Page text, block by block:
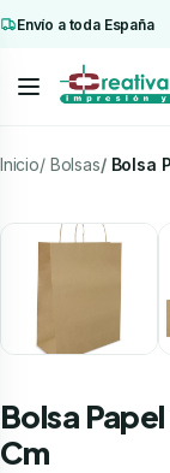
Envío a toda España
Inicio Bolsas Bolsa
Bolsa
Cm